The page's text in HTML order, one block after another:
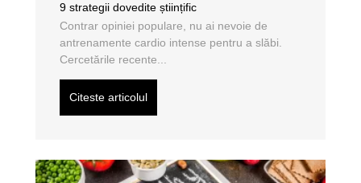
9 strategii dovedite științific
Contrar opiniei populare, nu ai nevoie de
antrenamente cardio intense pentru a slăbi.
Cercetările recente...
Citeste articolul